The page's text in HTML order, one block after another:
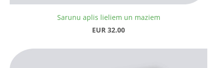
Sarunu aplis lieliem un maziem
EUR 32.00